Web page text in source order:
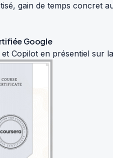
gain de temps concret
Google
Copilot en présentiel sur